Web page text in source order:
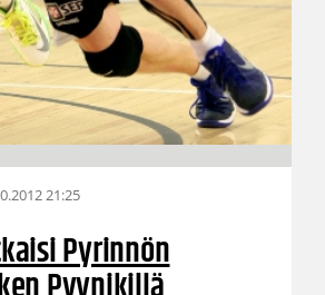
21:25
Pyrinnön